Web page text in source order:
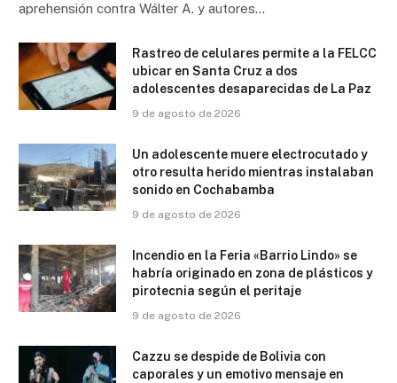
aprehensión contra Wálter A. y autores…
Rastreo de celulares permite a la FELCC
ubicar en Santa Cruz a dos
adolescentes desaparecidas de La Paz
9 de agosto de 2026
Un adolescente muere electrocutado y
otro resulta herido mientras instalaban
sonido en Cochabamba
9 de agosto de 2026
Incendio en la Feria «Barrio Lindo» se
habría originado en zona de plásticos y
pirotecnia según el peritaje
9 de agosto de 2026
Cazzu se despide de Bolivia con
caporales y un emotivo mensaje en